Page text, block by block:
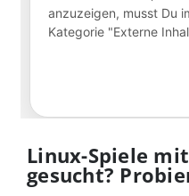
Linux-Spiele
gesucht?